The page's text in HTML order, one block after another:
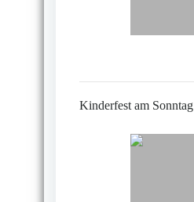
Kinderfest am Sonntag